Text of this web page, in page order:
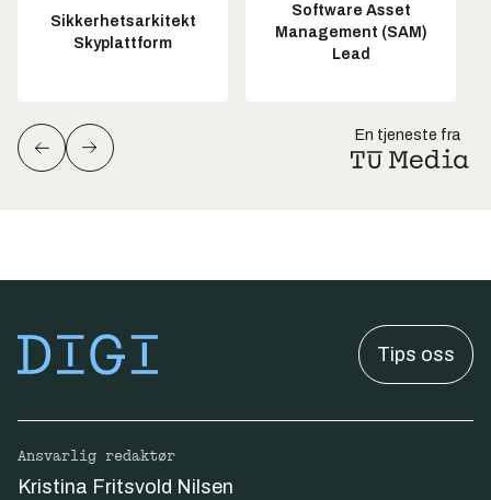
Sikkerhetsarkitekt
Skyplattform
Software Asset
Management (SAM)
Lead
En tjeneste fra
Tips oss
Ansvarlig redaktør
Kristina Fritsvold Nilsen